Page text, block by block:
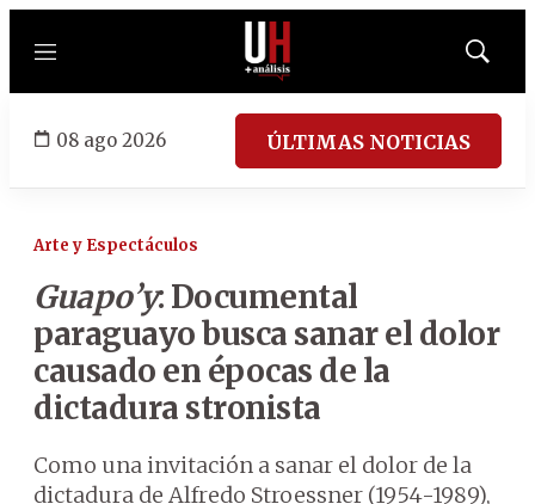
Menú
Mostrar
08 ago 2026 ÚLTIMAS NOTICIAS
Arte y Espectáculos
Guapo’y: Documental
paraguayo busca sanar el dolor
causado en épocas de la
dictadura stronista
Como una invitación a sanar el dolor de la
dictadura de Alfredo Stroessner (1954-1989),